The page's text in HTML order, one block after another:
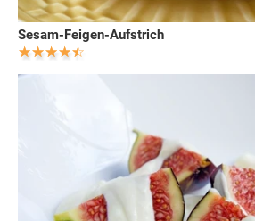
Sesam-Feigen-Aufstrich